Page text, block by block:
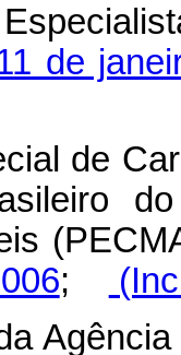
de
de
;